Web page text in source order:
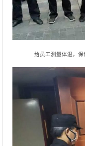
给员工测量体温，保